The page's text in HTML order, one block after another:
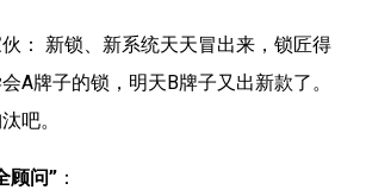
： 新锁、新系统天天冒出来，锁匠得
A牌子的锁，明天B牌子又出新款了。
吧。
顾问” ：